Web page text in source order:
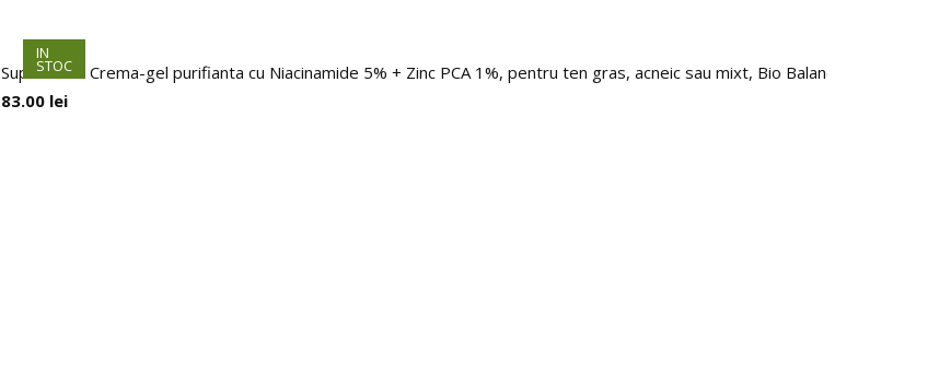
IN
STOC
Super Pure Crema-gel purifianta cu Niacinamide 5% + Zinc PCA 1%, pentru ten gras, acneic sau mixt, Bio Balance, 50 ml
83.00 lei